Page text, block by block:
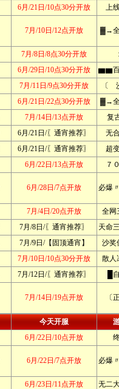
6月/21日/10点30分开放 上
7月/10日/12点开放 ▓→
7月/8日/8点30分开放
6月/29日/10点30分开放
▆▆
7月/11日/9点30分开放
〔
6月/21日/22点30分开放
▓→
7月/14日/13点开放
复
6月/21日/〖通宵推荐〗
无
6月/21日/〖通宵推荐〗
超
6月/22日/13点开放 ７
6月/28日/7点开放 必爆
7月/4日/20点开放
全网
7月/8日/〖通宵推荐〗
天命
7月/9日/【固顶通宵】
沙奖
7月/10日/10点30分开放
散人
7月/12日/〖通宵推荐〗 █
7月/14日/19点开放 〔
今天开服
6月/22日/10点开放
6月/22日/7点开放 必爆
6月/23日/11点开放
无二